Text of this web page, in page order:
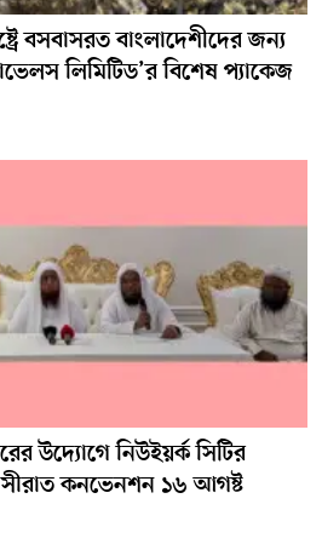
বসবাসরত বাংলাদেশীদের জন্য
লিমিটিড’র বিশেষ প্যাকেজ
উদ্যোগে নিউইয়র্ক সিটির
সীরাত কনভেনশন ১৬ আগষ্ট